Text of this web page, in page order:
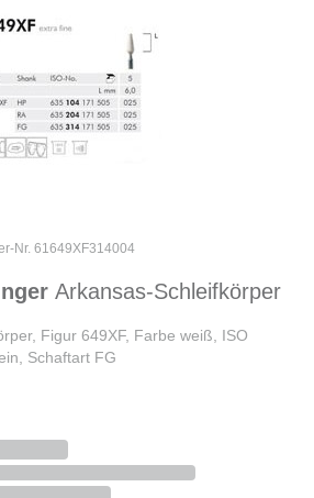
Nr. 61649XF314004
Arkansas-Schleifkörper
Figur 649XF, Farbe weiß, ISO
Schaftart FG